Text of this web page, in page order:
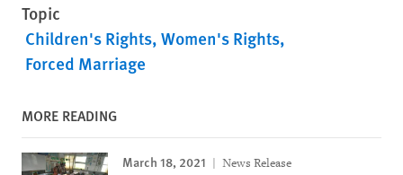
Topic
Children's Rights Women's Rights
Forced Marriage
MORE READING
March 18, 2021 News Release